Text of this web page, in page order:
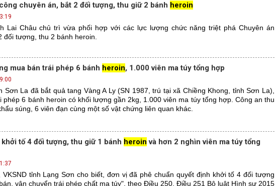
chuyên án, bắt 2 đối tượng, thu giữ 2 bánh heroin
Lai Châu chủ trì vừa phối hợp với các lực lượng chức năng triệt phá Chuyên án
đối tượng, thu 2 bánh heroin.
mua bán trái phép 6 bánh heroin, 1.000 viên ma túy tổng hợp
Sơn La đã bắt quả tang Vàng A Ly (SN 1987, trú tại xã Chiềng Khong, tỉnh Sơn La),
phép 6 bánh heroin có khối lượng gần 2kg, 1.000 viên ma túy tổng hợp. Công an thu
súng, 6 viên đạn cùng một số vật chứng liên quan khác.
tố 4 đối tượng, thu giữ 1 bánh heroin và hơn 2 nghìn viên ma túy tổng
VKSND tỉnh Lạng Sơn cho biết, đơn vị đã phê chuẩn quyết định khởi tố 4 đối tượng
vận chuyển trái phép chất ma túy", theo Điều 250, Điều 251 Bộ luật Hình sự 2015